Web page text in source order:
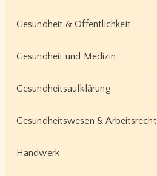
Gesundheit & Öffentlichkeit
Gesundheit und Medizin
Gesundheitsaufklärung
Gesundheitswesen & Arbeitsrecht
Handwerk